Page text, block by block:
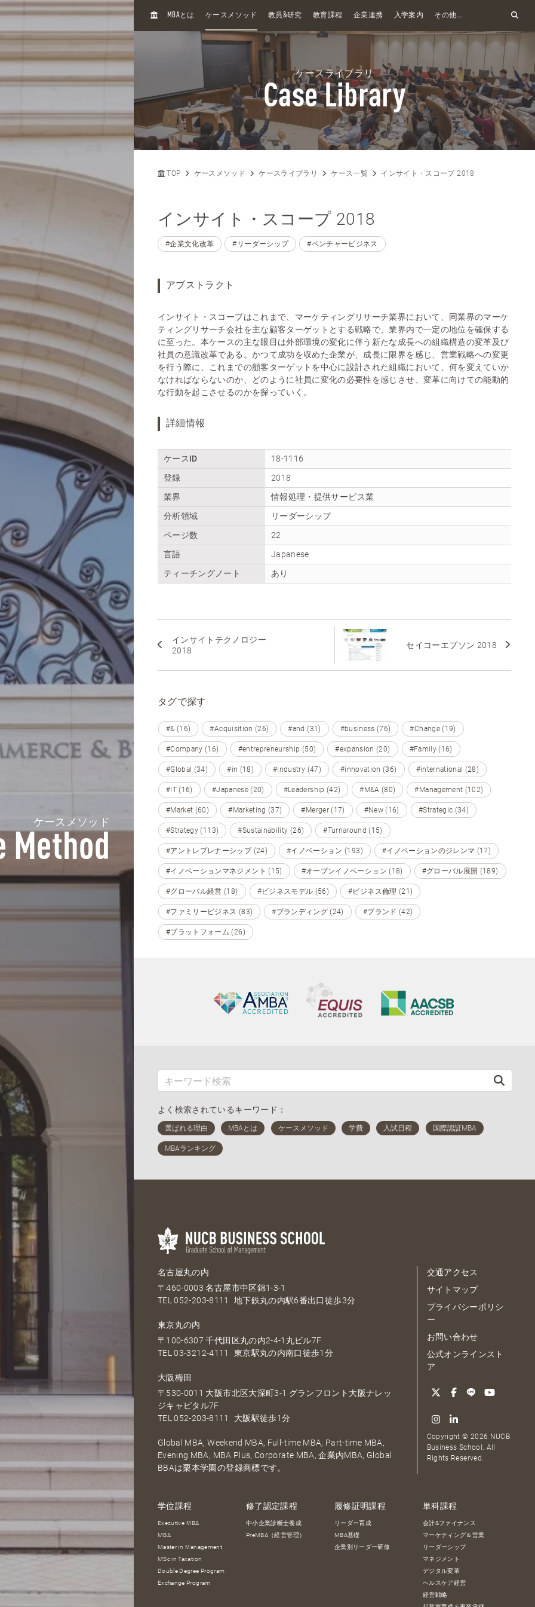
ケースメソッド
Method
H
MBAとは ケースメソッド 教員&研究 教育課程 企業連携 入学案内 その他...
ケースライブラリ
Case Library
TOP ケースメソッド ケースライブラリ ケース一覧 インサイト・スコープ 2018
インサイト・スコープ 2018
#企業文化改革 #リーダーシップ #ベンチャービジネス
アブストラクト
インサイト・スコープはこれまで、マーケティングリサーチ業界において、同業界のマーケ
ティングリサーチ会社を主な顧客ターゲットとする戦略で、業界内で一定の地位を確保する
に至った。本ケースの主な眼目は外部環境の変化に伴う新たな成長への組織構造の変革及び
社員の意識改革である。かつて成功を収めた企業が、成長に限界を感じ、営業戦略への変更
を行う際に、これまでの顧客ターゲットを中心に設計された組織において、何を変えていか
なければならないのか、どのように社員に変化の必要性を感じさせ、変革に向けての能動的
な行動を起こさせるのかを探っていく。
詳細情報
ケースID
18-1116
登録
2018
業界
情報処理・提供サービス業
分析領域
リーダーシップ
ページ数
22
言語
Japanese
ティーチングノート
あり
インサイトテクノロジー
2018
セイコーエプソン 2018
タグで探す
#& (16) #Acquisition (26) #and (31) #business (76) #Change (19)
#Company (16) #entrepreneurship (50) #expansion (20) #Family (16)
#Global (34) #in (18) #industry (47) #innovation (36) #international (28)
#IT (16) #Japanese (20) #Leadership (42) #M&A (80) #Management (102)
#Market (60) #Marketing (37) #Merger (17) #New (16) #Strategic (34)
#Strategy (113) #Sustainability (26) #Turnaround (15)
#アントレプレナーシップ (24) #イノベーション (193) #イノベーションのジレンマ (17)
#イノベーションマネジメント (15) #オープンイノベーション (18) #グローバル展開 (189)
#グローバル経営 (18) #ビジネスモデル (56) #ビジネス倫理 (21)
#ファミリービジネス (83) #ブランディング (24) #ブランド (42)
#プラットフォーム (26)
よく検索されているキーワード：
名古屋丸の内
〒460-0003 名古屋市中区錦1-3-1
TEL052-203-8111 地下鉄丸の内駅6番出口徒歩3分
東京丸の内
〒100-6307 千代田区丸の内2-4-1丸ビル7F
TEL03-3212-4111 東京駅丸の内南口徒歩1分
大阪梅田
〒530-0011 大阪市北区大深町3-1 グランフロント大阪ナレッ
ジキャピタル7F
TEL052-203-8111 大阪駅徒歩1分
Global MBA, Weekend MBA, Full-time MBA, Part-time MBA,
Evening MBA, MBA Plus, Corporate MBA, 企業内MBA, Global
BBAは栗本学園の登録商標です。
交通アクセス
サイトマップ
プライバシーポリシ
ー
お問い合わせ
公式オンラインスト
ア
Copyright © 2026 NUCB
Business School. All
Rights Reserved.
学位課程
Executive MBA
MBA
Master in Management
MSc in Taxation
Double Degree Program
Exchange Program
修了認定課程
中小企業診断士養成
PreMBA（経営管理）
履修証明課程
リーダー育成
MBA基礎
企業別リーダー研修
単科課程
会計&ファイナンス
マーケティング＆営業
リーダーシップ
マネジメント
デジタル変革
ヘルスケア経営
経営戦略